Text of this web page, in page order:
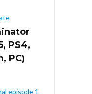
PS4,
PC)